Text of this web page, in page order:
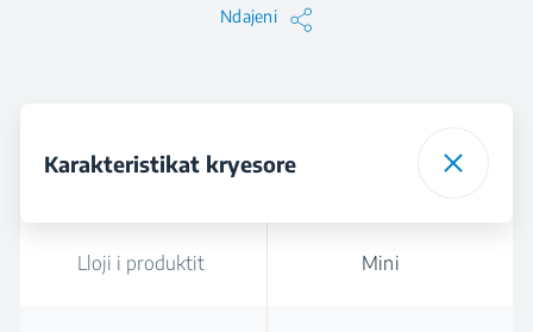
Ndajeni
Karakteristikat kryesore
Lloji i produktit Mini